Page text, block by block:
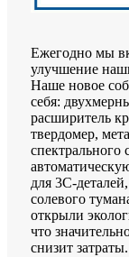
Ежегодно мы
улучшение
Наше новое
себя:
расширитель
твердомер,
спектрального
для 3C-
солевого
открыли
что
снизит затраты.